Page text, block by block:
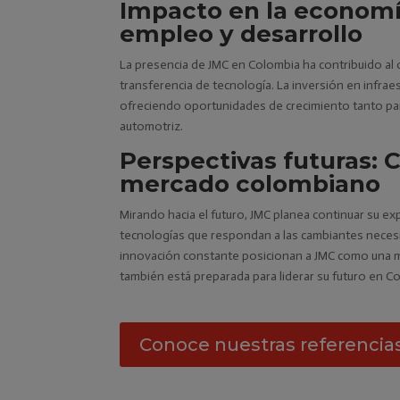
Impacto en la
empleo y desarrollo
La presencia de JMC en Colombia ha contribuido
transferencia de tecnología. La inversión en
ofreciendo oportunidades de crecimiento tanto
automotriz.
Perspectivas futuras:
mercado colombiano
Mirando hacia el futuro, JMC planea continuar su
tecnologías que respondan a las cambiantes
innovación constante posicionan a JMC como
también está preparada para liderar su futuro en
Conoce nuestras